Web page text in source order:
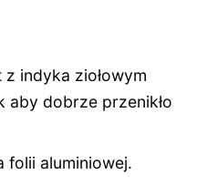
indyka ziołowym
aby dobrze przenikło
folii aluminiowej.